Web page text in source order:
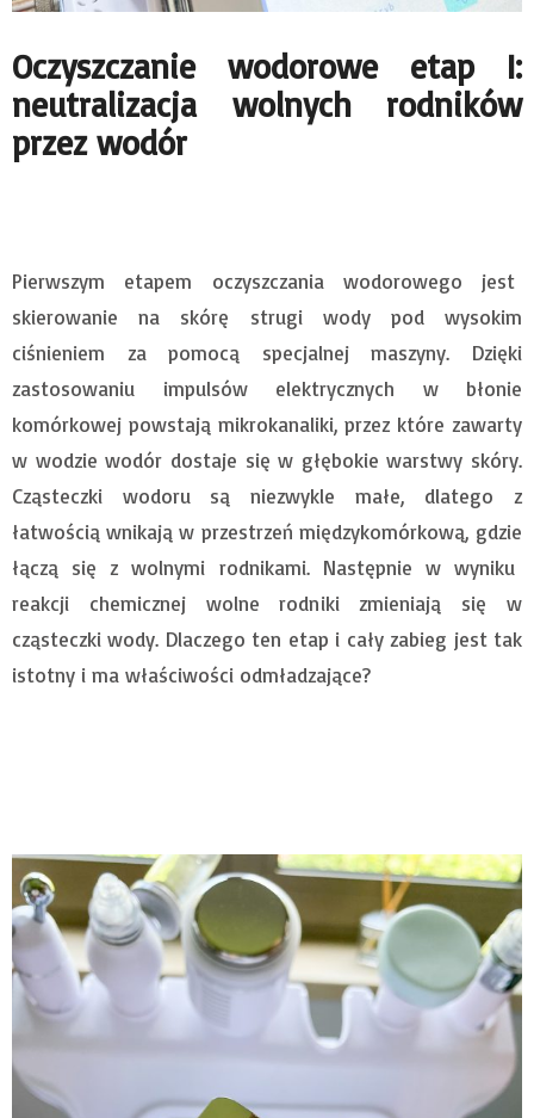
Oczyszczanie wodorowe etap I:
neutralizacja wolnych rodników
przez wodór
Pierwszym etapem oczyszczania wodorowego jest
skierowanie na skórę strugi wody pod wysokim
ciśnieniem za pomocą specjalnej maszyny. Dzięki
zastosowaniu impulsów elektrycznych w błonie
komórkowej powstają mikrokanaliki, przez które zawarty
w wodzie wodór dostaje się w głębokie warstwy skóry.
Cząsteczki wodoru są niezwykle małe, dlatego z
łatwością wnikają w przestrzeń międzykomórkową, gdzie
łączą się z wolnymi rodnikami. Następnie w wyniku
reakcji chemicznej wolne rodniki zmieniają się w
cząsteczki wody. Dlaczego ten etap i cały zabieg jest tak
istotny i ma właściwości odmładzające?